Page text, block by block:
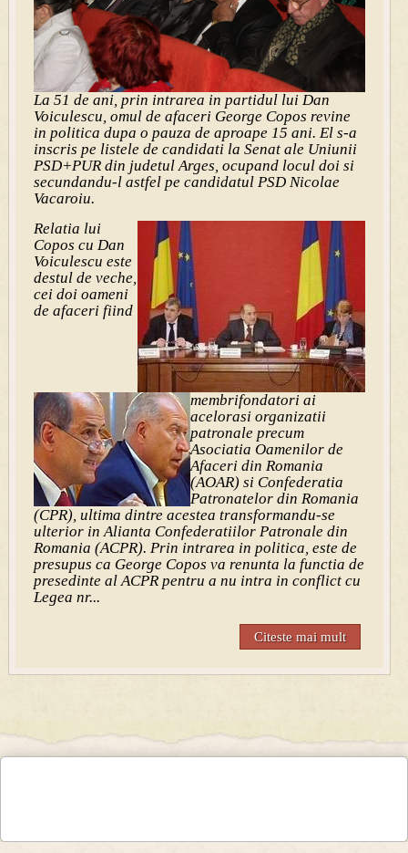
La 51 de ani, prin intrarea in partidul lui Dan
Voiculescu, omul de afaceri George Copos revine
in politica dupa o pauza de aproape 15 ani. El s-a
inscris pe listele de candidati la Senat ale Uniunii
PSD+PUR din judetul Arges, ocupand locul doi si
secundandu-l astfel pe candidatul PSD Nicolae
Vacaroiu.
Relatia lui
Copos cu Dan
Voiculescu este
destul de veche,
cei doi oameni
de afaceri fiind
membrifondatori ai
acelorasi organizatii
patronale precum
Asociatia Oamenilor de
Afaceri din Romania
(AOAR) si Confederatia
Patronatelor din Romania
(CPR), ultima dintre acestea transformandu-se
ulterior in Alianta Confederatiilor Patronale din
Romania (ACPR). Prin intrarea in politica, este de
presupus ca George Copos va renunta la functia de
presedinte al ACPR pentru a nu intra in conflict cu
Legea nr...
Citeste mai mult